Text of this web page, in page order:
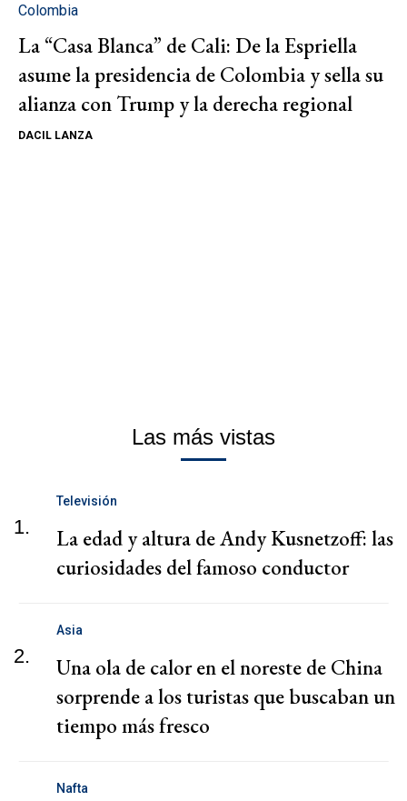
Colombia
La “Casa Blanca” de Cali: De la Espriella
asume la presidencia de Colombia y sella su
alianza con Trump y la derecha regional
DACIL LANZA
Las más vistas
1.
Televisión
La edad y altura de Andy Kusnetzoff: las
curiosidades del famoso conductor
2.
Asia
Una ola de calor en el noreste de China
sorprende a los turistas que buscaban un
tiempo más fresco
Nafta